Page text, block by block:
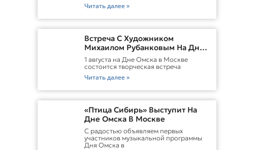
Читать далее »
Встреча С Художником
Михаилом Рубанковым На Дне
Омска В Москве
1 августа на Дне Омска в Москве
состоится творческая встреча
Читать далее »
«Птица Сибирь» Выступит На
Дне Омска В Москве
С радостью объявляем первых
участников музыкальной программы
Дня Омска в